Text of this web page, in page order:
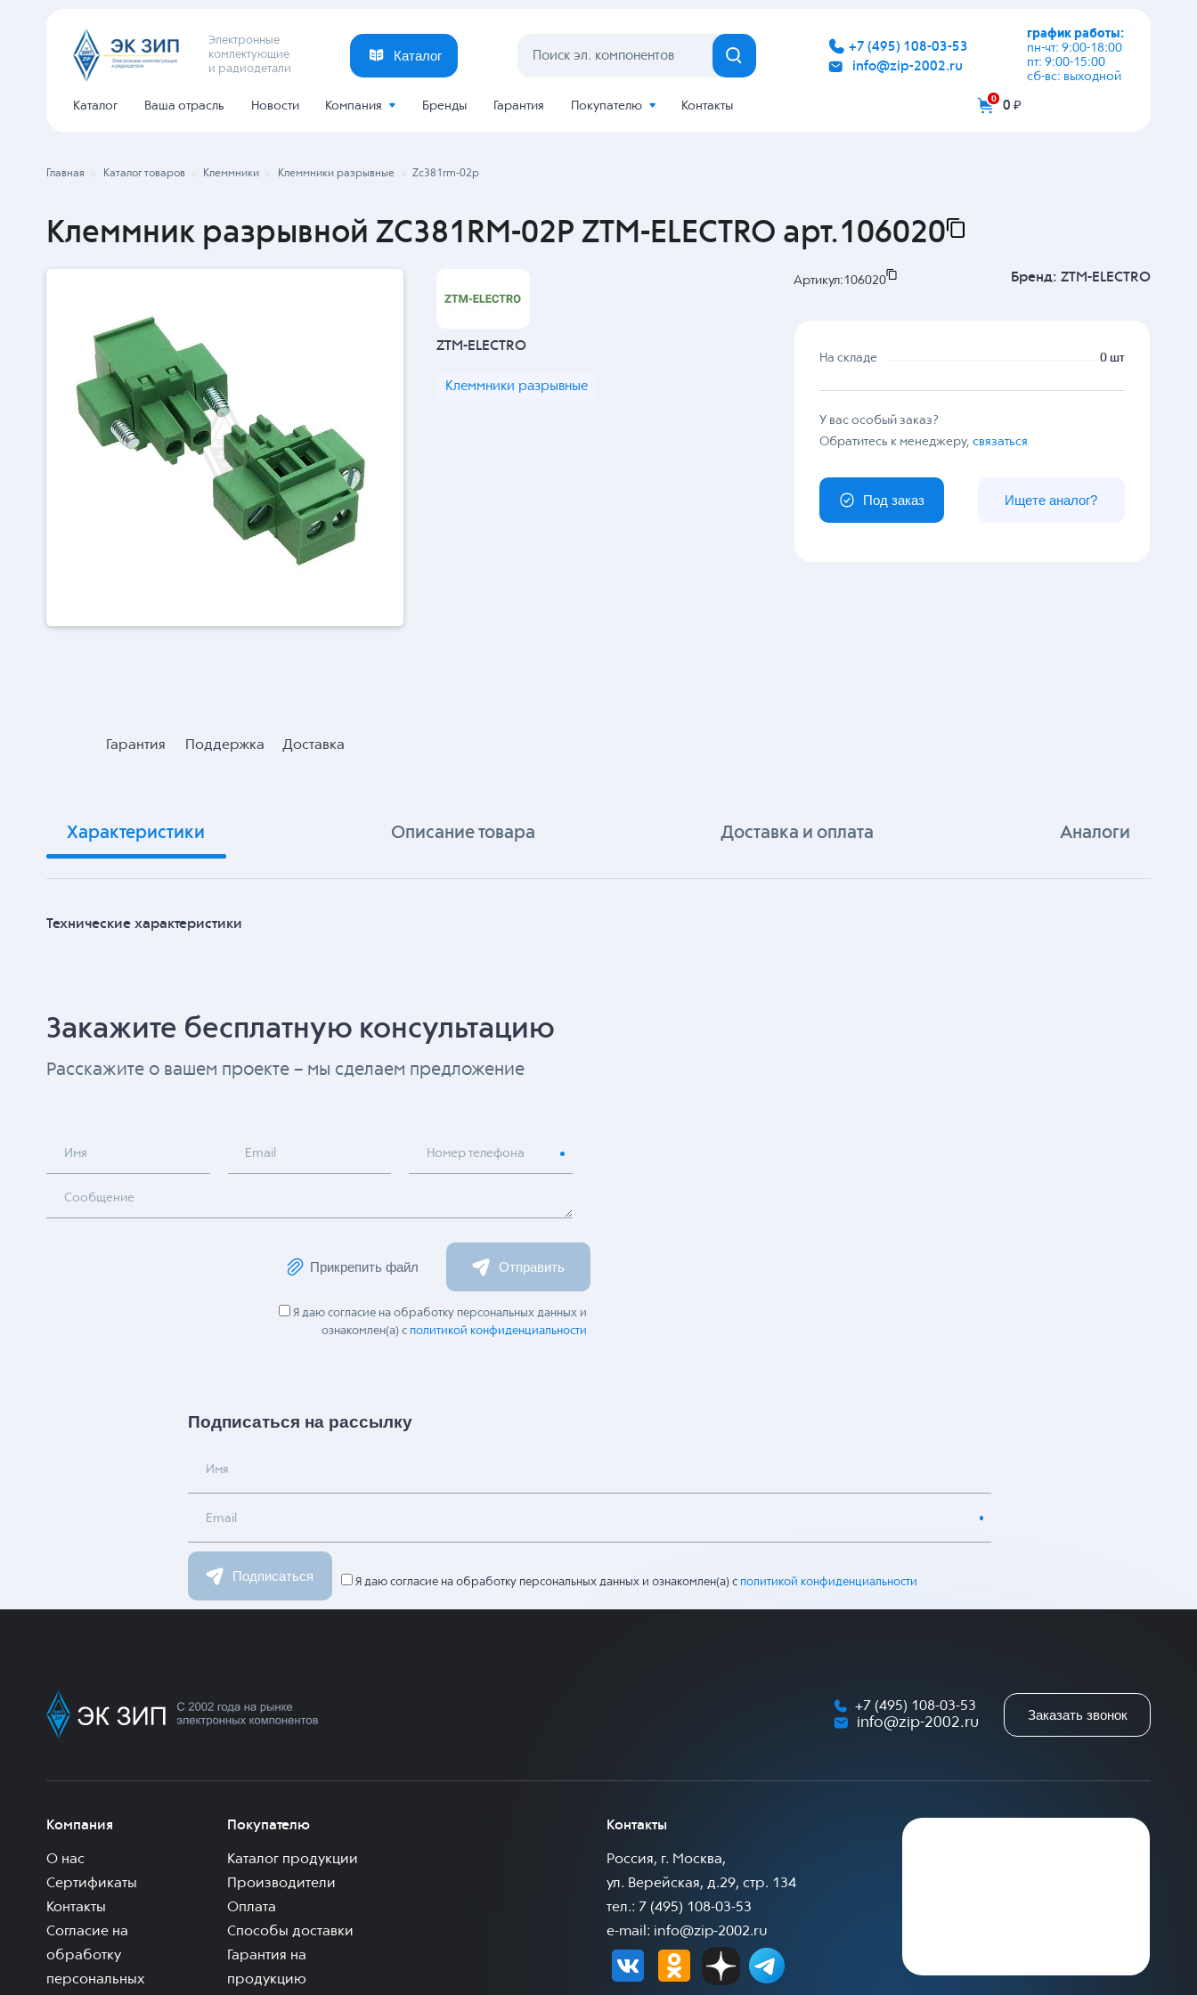
Электронные
комлектующие
и радиодетали
Каталог
+7 (495) 108-03-53
info@zip-2002.ru
график работы:
пн-чт: 9:00-18:00
пт: 9:00-15:00
сб-вс: выходной
Каталог Ваша отрасль Новости Компания Бренды Гарантия Покупателю Контакты
0 0 ₽
Главная Каталог товаров Клеммники Клеммники разрывные Zc381rm-02p
Клеммник разрывной ZC381RM-02P ZTM-ELECTRO арт.106020
Гарантия Поддержка Доставка
ZTM-ELECTRO
Клеммники разрывные
Артикул:106020 Бренд: ZTM-ELECTRO
На складе 0 шт
У вас особый заказ?
Обратитесь к менеджеру,связаться
Под заказ Ищете аналог?
Характеристики Описание товара Доставка и оплата Аналоги
Технические характеристики
Закажите бесплатную консультацию
Расскажите о вашем проекте – мы сделаем предложение
Имя Email Номер телефона
Сообщение
Прикрепить файл Отправить
Я даю согласие на обработку персональных данных и
ознакомлен(а) с политикой конфиденциальности
Подписаться на рассылку
Имя
Email
Подписаться Я даю согласие на обработку персональных данных и ознакомлен(а) с политикой конфиденциальности
+7 (495) 108-03-53
info@zip-2002.ru
Заказать звонок
Компания
О нас
Сертификаты
Контакты
Согласие на
обработку
персональных
Покупателю
Каталог продукции
Производители
Оплата
Способы доставки
Гарантия на
продукцию
Контакты
Россия, г. Москва,
ул. Верейская, д.29, стр. 134
тел.: 7 (495) 108-03-53
e-mail: info@zip-2002.ru